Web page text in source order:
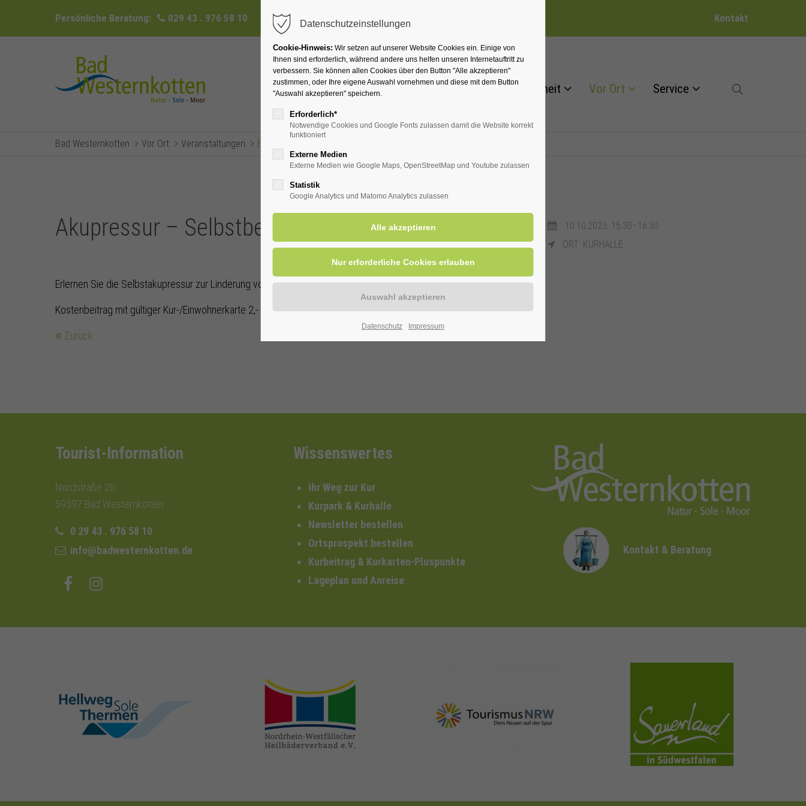
Persönliche Beratung: 029 43 . 976 58 10 info@badwesternkotten.de Kontakt
Ihr Heilbad Übernachten Für Ihre Gesundheit Vor Ort Service
Bad Westernkotten Vor Ort Veranstaltungen Eventsreader (Timeline)
Akupressur – Selbstbehandlung bei Schmerzen
10.10.2023, 15:30–16:30
ORT: KURHALLE
Erlernen Sie die Selbstakupressur zur Linderung von Kopf-, Gelenk- und Muskelschmerzen
Kostenbeitrag mit gültiger Kur-/Einwohnerkarte 2,- €, ohne 3,- €.
Zurück
Tourist-Information
Nordstraße 2b
59597 Bad Westernkotten
0 29 43 . 976 58 10
info@badwesternkotten.de
Wissenswertes
Ihr Weg zur Kur
Kurpark & Kurhalle
Newsletter bestellen
Ortsprospekt bestellen
Kurbeitrag & Kurkarten-Pluspunkte
Lageplan und Anreise
Kontakt & Beratung
hellweg-sole-
thermen.de
heilbaeder.de
nrw-tourismus.de sauerland.com
Datenschutzeinstellungen
Cookie-Hinweis: Wir setzen auf unserer Website Cookies ein. Einige von
Ihnen sind erforderlich, während andere uns helfen unseren Internetauftritt zu
verbessern. Sie können allen Cookies über den Button "Alle akzeptieren"
zustimmen, oder Ihre eigene Auswahl vornehmen und diese mit dem Button
"Auswahl akzeptieren" speichern.
Erforderlich*
Notwendige Cookies und Google Fonts zulassen damit die Website korrekt
funktioniert
Externe Medien
Externe Medien wie Google Maps, OpenStreetMap und Youtube zulassen
Statistik
Google Analytics und Matomo Analytics zulassen
Datenschutz Impressum